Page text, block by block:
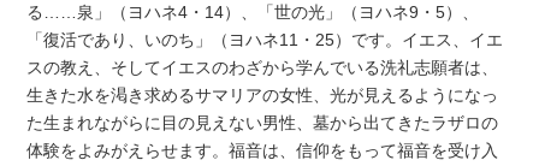
る……泉」（ヨハネ4・14）、「世の光」（ヨハネ9・5）、
「復活であり、いのち」（ヨハネ11・25）です。イエス、イエ
スの教え、そしてイエスのわざから学んでいる洗礼志願者は、
生きた水を渇き求めるサマリアの女性、光が見えるようになっ
た生まれながらに目の見えない男性、墓から出てきたラザロの
体験をよみがえらせます。福音は、信仰をもって福音を受け入